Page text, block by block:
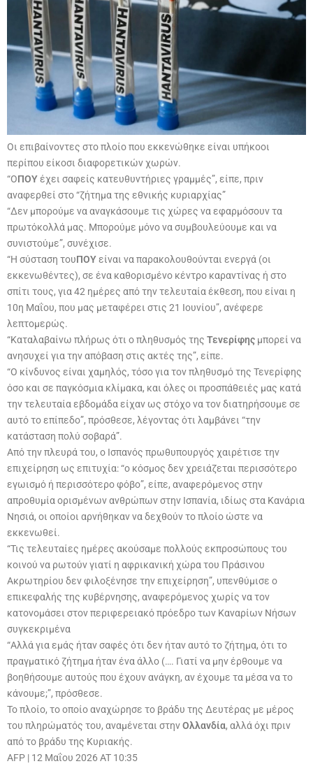
Οι επιβαίνοντες στο πλοίο που εκκενώθηκε είναι υπήκοοι
περίπου είκοσι διαφορετικών χωρών.
“ΟΠΟΥέχει σαφείς κατευθυντήριες γραμμές”, είπε, πριν
αναφερθεί στο “ζήτημα της εθνικής κυριαρχίας”
“Δεν μπορούμε να αναγκάσουμε τις χώρες να εφαρμόσουν τα
πρωτόκολλά μας. Μπορούμε μόνο να συμβουλεύουμε και να
συνιστούμε”, συνέχισε.
“Η σύσταση τουΠΟΥείναι να παρακολουθούνται ενεργά (οι
εκκενωθέντες), σε ένα καθορισμένο κέντρο καραντίνας ή στο
σπίτι τους, για 42 ημέρες από την τελευταία έκθεση, που είναι η
10η Μαΐου, που μας μεταφέρει στις 21 Ιουνίου”, ανέφερε
λεπτομερώς.
“Καταλαβαίνω πλήρως ότι ο πληθυσμός της Τενερίφης μπορεί να
ανησυχεί για την απόβαση στις ακτές της”, είπε.
“Ο κίνδυνος είναι χαμηλός, τόσο για τον πληθυσμό της Τενερίφης
όσο και σε παγκόσμια κλίμακα, και όλες οι προσπάθειές μας κατά
την τελευταία εβδομάδα είχαν ως στόχο να τον διατηρήσουμε σε
αυτό το επίπεδο”, πρόσθεσε, λέγοντας ότι λαμβάνει “την
κατάσταση πολύ σοβαρά”.
Από την πλευρά του, ο Ισπανός πρωθυπουργός χαιρέτισε την
επιχείρηση ως επιτυχία: “ο κόσμος δεν χρειάζεται περισσότερο
εγωισμό ή περισσότερο φόβο”, είπε, αναφερόμενος στην
απροθυμία ορισμένων ανθρώπων στην Ισπανία, ιδίως στα Κανάρια
Νησιά, οι οποίοι αρνήθηκαν να δεχθούν το πλοίο ώστε να
εκκενωθεί.
“Τις τελευταίες ημέρες ακούσαμε πολλούς εκπροσώπους του
κοινού να ρωτούν γιατί η αφρικανική χώρα του Πράσινου
Ακρωτηρίου δεν φιλοξένησε την επιχείρηση”, υπενθύμισε ο
επικεφαλής της κυβέρνησης, αναφερόμενος χωρίς να τον
κατονομάσει στον περιφερειακό πρόεδρο των Καναρίων Νήσων
συγκεκριμένα
“Αλλά για εμάς ήταν σαφές ότι δεν ήταν αυτό το ζήτημα, ότι το
πραγματικό ζήτημα ήταν ένα άλλο (…. Γιατί να μην έρθουμε να
βοηθήσουμε αυτούς που έχουν ανάγκη, αν έχουμε τα μέσα να το
κάνουμε;”, πρόσθεσε.
Το πλοίο, το οποίο αναχώρησε το βράδυ της Δευτέρας με μέρος
του πληρώματός του, αναμένεται στηνΟλλανδία, αλλά όχι πριν
από το βράδυ της Κυριακής.
AFP | 12 Μαΐου 2026 AT 10:35